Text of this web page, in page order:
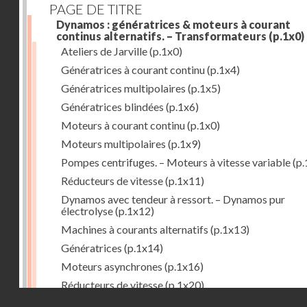
PAGE DE TITRE
Dynamos : génératrices & moteurs à courant
continus alternatifs. – Transformateurs (p.1x0)
Ateliers de Jarville(p.1x0)
Génératrices à courant continu(p.1x4)
Génératrices multipolaires (p.1x5)
Génératrices blindées (p.1x6)
Moteurs à courant continu(p.1x0)
Moteurs multipolaires (p.1x9)
Pompes centrifuges. – Moteurs à vitesse variable
Réducteurs de vitesse(p.1x11)
Dynamos avec tendeur à ressort. – Dynamos pur
électrolyse(p.1x12)
Machines à courants alternatifs (p.1x13)
Génératrices (p.1x14)
Moteurs asynchrones (p.1x16)
Réducteurs de vitesse(p.1x20)